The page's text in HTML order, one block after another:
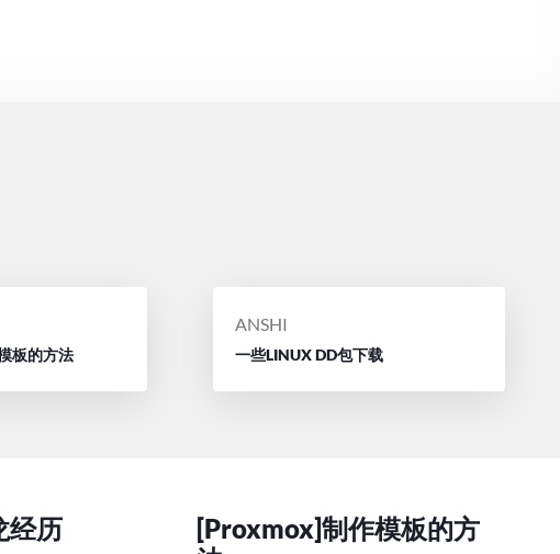
板的方法
POSTED
BY
ANSHI
一些LINUX DD包下载
经历
[Proxmox]制作模板的方